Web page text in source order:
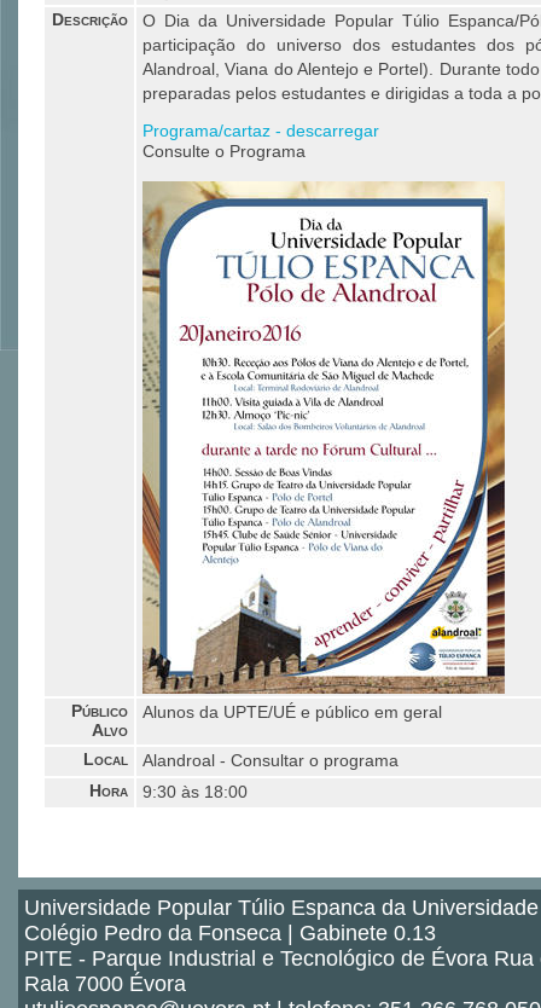
Descrição
O Dia da Universidade Popular Túlio Espanca/
participação do universo dos estudantes dos
Alandroal, Viana do Alentejo e Portel). Durante
preparadas pelos estudantes e dirigidas a toda a
Programa/cartaz - descarregar
Consulte o Programa
Público
Alvo
Alunos da UPTE/UÉ e público em geral
Local Alandroal - Consultar o programa
Hora 9:30 às 18:00
Universidade Popular Túlio Espanca da
Colégio Pedro da Fonseca | Gabinete 0.13
PITE - Parque Industrial e Tecnológico de Évora Rua
Rala 7000 Évora